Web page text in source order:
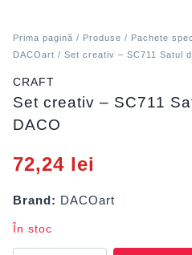
Prima pagină / Produse / Pachete
DACOart / Set creativ – SC711 Satul
CRAFT
Set creativ – SC711
DACO
72,24 lei
Brand: DACOart
În stoc